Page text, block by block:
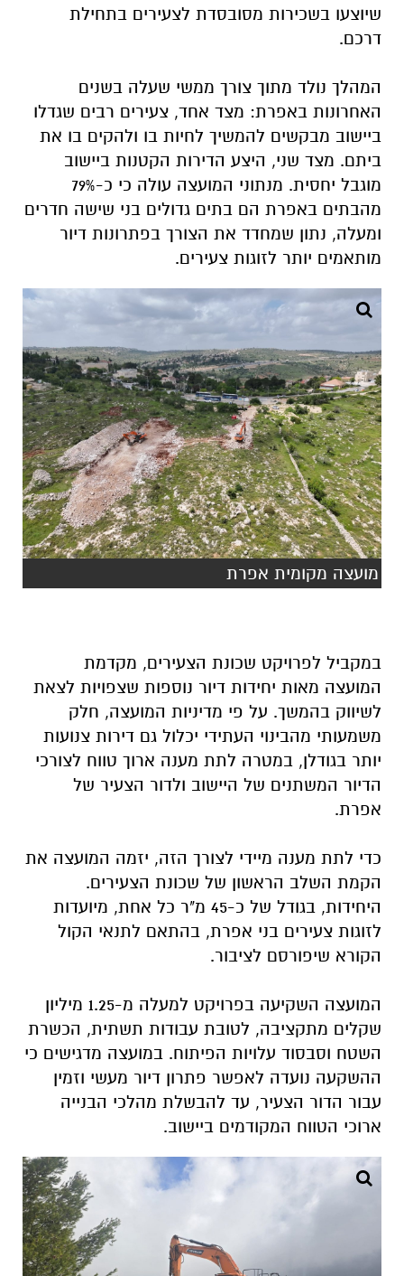
שיוצעו בשכירות מסובסדת לצעירים בתחילת
דרכם.
המהלך נולד מתוך צורך ממשי שעלה בשנים
האחרונות באפרת: מצד אחד, צעירים רבים שגדלו
ביישוב מבקשים להמשיך לחיות בו ולהקים בו את
ביתם. מצד שני, היצע הדירות הקטנות ביישוב
מוגבל יחסית. מנתוני המועצה עולה כי כ-79%
מהבתים באפרת הם בתים גדולים בני שישה חדרים
ומעלה, נתון שמחדד את הצורך בפתרונות דיור
מותאמים יותר לזוגות צעירים.
מועצה מקומית אפרת
במקביל לפרויקט שכונת הצעירים, מקדמת
המועצה מאות יחידות דיור נוספות שצפויות לצאת
לשיווק בהמשך. על פי מדיניות המועצה, חלק
משמעותי מהבינוי העתידי יכלול גם דירות צנועות
יותר בגודלן, במטרה לתת מענה ארוך טווח לצורכי
הדיור המשתנים של היישוב ולדור הצעיר של
אפרת.
כדי לתת מענה מיידי לצורך הזה, יזמה המועצה את
הקמת השלב הראשון של שכונת הצעירים.
היחידות, בגודל של כ-45 מ"ר כל אחת, מיועדות
לזוגות צעירים בני אפרת, בהתאם לתנאי הקול
הקורא שיפורסם לציבור.
המועצה השקיעה בפרויקט למעלה מ-1.25 מיליון
שקלים מתקציבה, לטובת עבודות תשתית, הכשרת
השטח וסבסוד עלויות הפיתוח. במועצה מדגישים כי
ההשקעה נועדה לאפשר פתרון דיור מעשי וזמין
עבור הדור הצעיר, עד להבשלת מהלכי הבנייה
ארוכי הטווח המקודמים ביישוב.